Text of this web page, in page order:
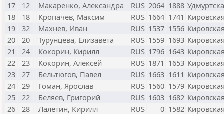
17
12 Макаренко, Александра RUS 2064 1888
18
18 Кропачев, Максим RUS 1664 1741
19
32 Махнёв, Иван RUS 1537 1556
20
20 Турунцева, Елизавета RUS 1559 1693
21
24 Кокорин, Кирилл RUS 1796 1643
22
23 Кокорин, Алексей RUS 1871 1653
23
27 Бельтюгов, Павел RUS 1663 1611
24
29 Гоман, Ярослав RUS 1560 1579
25
22 Беляев, Григорий RUS 1603 1682
26
28 Лалетин, Кирилл RUS 0 1582